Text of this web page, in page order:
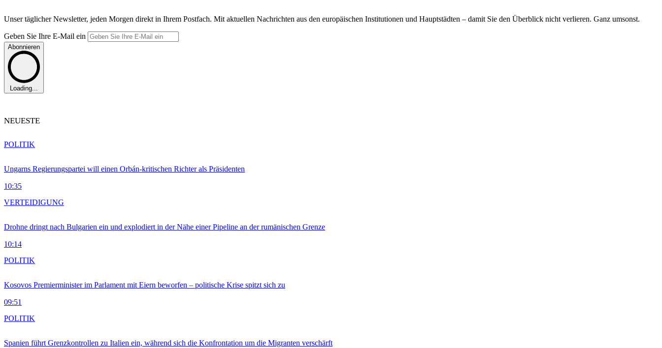
Unser täglicher Newsletter, jeden Morgen direkt in Ihrem Postfach. Mit aktuellen Nachrichten aus den europäischen Institutionen und Hauptstädten – damit Sie den Überblick nicht verlieren. Ganz umsonst.
Geben Sie Ihre E-Mail ein
Abonnieren
Loading...
NEUESTE
Ungarns Regierungspartei will einen Orbán-kritischen Richter als Präsidenten
10:35
POLITIK
Drohne dringt nach Bulgarien ein und explodiert in der Nähe einer Pipeline an der rumänischen Grenze
10:14
VERTEIDIGUNG
Kosovos Premierminister im Parlament mit Eiern beworfen – politische Krise spitzt sich zu
09:51
POLITIK
Spanien führt Grenzkontrollen zu Italien ein, während sich die Konfrontation um die Migranten verschärft
POLITIK